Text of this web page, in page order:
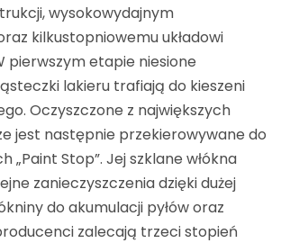
wysokowydajnym
kilkustopniowemu układowi
pierwszym etapie niesione
lakieru trafiają do kieszeni
Oczyszczone z największych
jest następnie przekierowywane do
„Paint Stop”. Jej szklane włókna
zanieczyszczenia dzięki dużej
do akumulacji pyłów oraz
zalecają trzeci stopień